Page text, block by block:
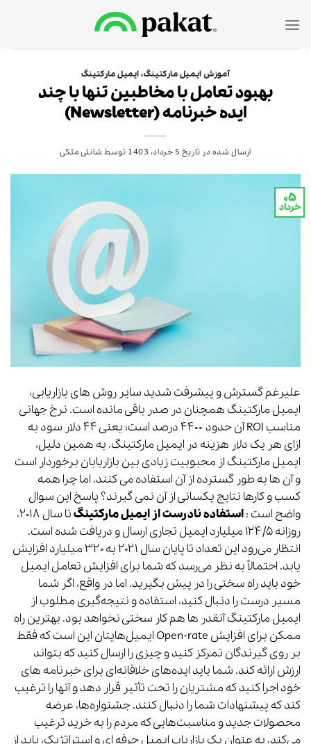
آموزش ایمیل مارکتینگ،ایمیل مارکتینگ
بهبود تعامل با مخاطبین تنها با چند
ایده خبرنامه (Newsletter)
ارسال شده در تاریخ 5 خرداد، 1403 توسط شانلی ملکی
۰۵
خرداد
علیرغم گسترش و پیشرفت شدید سایر روش های بازاریابی،
ایمیل مارکتینگ همچنان در صدر باقی مانده است. نرخ جهانی
مناسب ROI آن حدود ۴۴۰۰ درصد است؛ یعنی ۴۴ دلار سود به
ازای هر یک دلار هزینه در ایمیل مارکتینگ. به همین دلیل،
ایمیل مارکتینگ از محبوبیت زیادی بین بازاریابان برخوردار است
و آن ها به طور گسترده از آن استفاده می کنند. اما چرا همه
کسب و کارها نتایج یکسانی از آن نمی گیرند؟ پاسخ این سوال
واضح است :استفاده نادرست از ایمیل مارکتینگ
تا سال ۲۰۱۸،
روزانه ۱۲۴/۵ میلیارد ایمیل تجاری ارسال و دریافت شده است.
انتظار می‌رود این تعداد تا پایان سال ۲۰۲۱ به ۳۲۰ میلیارد افزایش
یابد. احتمالاً به نظر می‌رسد که شما برای افزایش تعامل ایمیل
خود باید راه سختی را در پیش بگیرید. اما در واقع، اگر شما
مسیر درست را دنبال کنید، استفاده و نتیجه‌گیری مطلوب از
ایمیل مارکتینگ آنقدر ها هم کار سختی نخواهد بود. بهترین راه
ممکن برای افزایش Open-rate ایمیل‌هایتان این است که فقط
بر روی گیرندگان تمرکز کنید و چیزی را ارسال کنید که بتواند
ارزش ارائه کند. شما باید ایده‌های خلاقانه‌ای برای خبرنامه های
خود اجرا کنید که مشتریان را تحت تأثیر قرار دهد و آنها را ترغیب
کند که پیشنهادات شما را دنبال کنند. جشنواره‌ها، عرضه
محصولات جدید و مناسبت‌هایی که مردم را به خرید ترغیب
می‌کند، به عنوان یک بازاریاب ایمیل حرفه ای و استراتژیک، باید از